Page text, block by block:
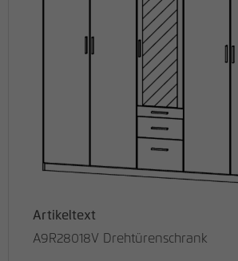
Artikeltext
A9R28018V Drehtürenschrank